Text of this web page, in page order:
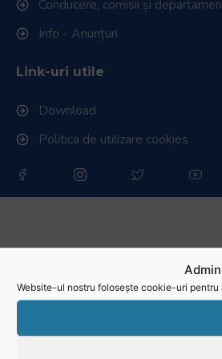
Website-ul nostru folosește cookie-uri
Conducere, comisii și
Info - Anunțuri
Link-uri utile
Download
Politica de utilizare cookies